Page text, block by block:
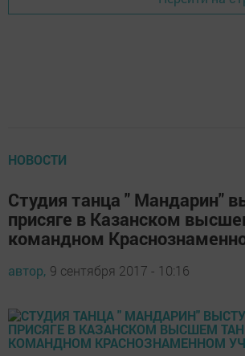
НОВОСТИ
Студия танца " Мандарин"
присяге в Казанском
командном
автор, 9 сентября 2017 - 10:16